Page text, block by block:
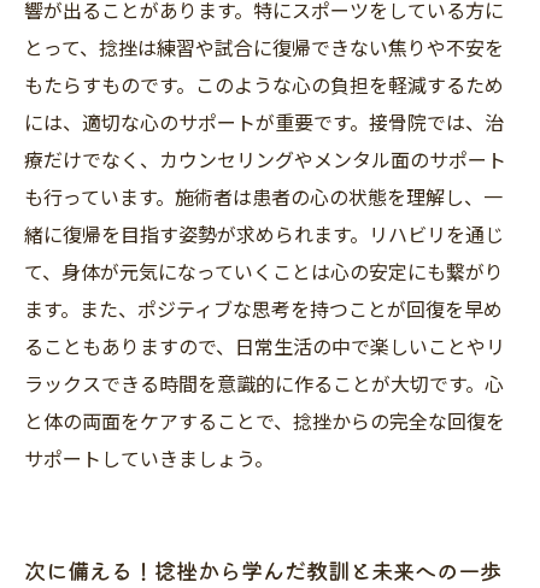
響が出ることがあります。特にスポーツをしている方に
とって、捻挫は練習や試合に復帰できない焦りや不安を
もたらすものです。このような心の負担を軽減するため
には、適切な心のサポートが重要です。接骨院では、治
療だけでなく、カウンセリングやメンタル面のサポート
も行っています。施術者は患者の心の状態を理解し、一
緒に復帰を目指す姿勢が求められます。リハビリを通じ
て、身体が元気になっていくことは心の安定にも繋がり
ます。また、ポジティブな思考を持つことが回復を早め
ることもありますので、日常生活の中で楽しいことやリ
ラックスできる時間を意識的に作ることが大切です。心
と体の両面をケアすることで、捻挫からの完全な回復を
サポートしていきましょう。
次に備える！捻挫から学んだ教訓と未来への一歩